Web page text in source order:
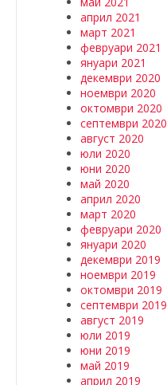
април 2021
март 2021
февруари 2021
януари 2021
декември 2020
ноември 2020
октомври 2020
септември 2020
август 2020
юли 2020
юни 2020
май 2020
април 2020
март 2020
февруари 2020
януари 2020
декември 2019
ноември 2019
октомври 2019
септември 2019
август 2019
юли 2019
юни 2019
май 2019
април 2019